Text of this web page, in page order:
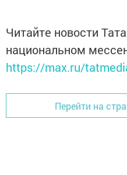
Читайте новости
национальном
https://max.ru/
Перейти на